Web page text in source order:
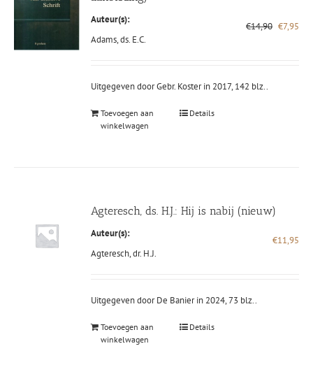
Auteur(s):
Adams, ds. E.C.
€14,90 €7,95
Uitgegeven door Gebr. Koster in 2017, 142 blz..
Toevoegen aan
winkelwagen
Details
Agteresch, ds. H.J.: Hij is nabij (nieuw)
Auteur(s):
Agteresch, dr. H.J.
€11,95
Uitgegeven door De Banier in 2024, 73 blz..
Toevoegen aan
winkelwagen
Details